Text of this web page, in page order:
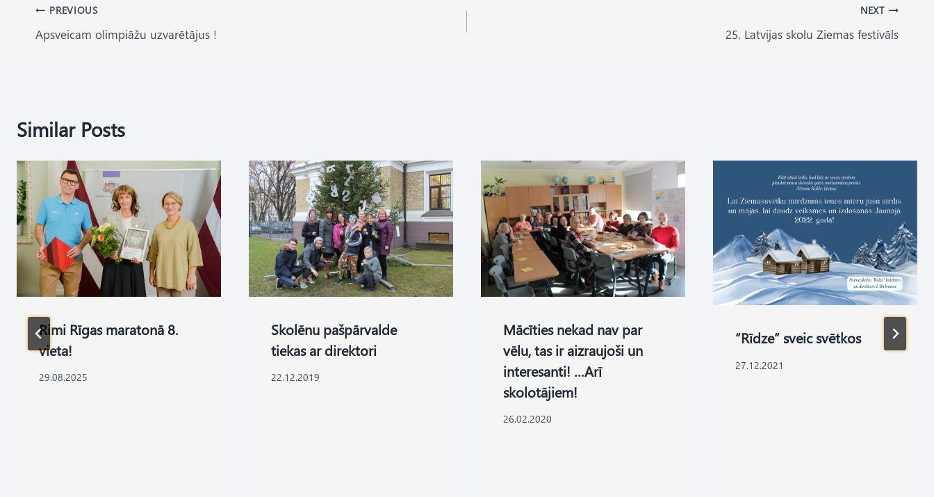
Post
navigation
PREVIOUS
Apsveicam olimpiāžu uzvarētājus !
NEXT
25. Latvijas skolu Ziemas festivāls
Similar Posts
Rimi Rīgas maratonā 8.
vieta!
29.08.2025
Skolēnu pašpārvalde
tiekas ar direktori
22.12.2019
Mācīties nekad nav par
vēlu, tas ir aizraujoši un
interesanti! …Arī
skolotājiem!
26.02.2020
“Rīdze” sveic svētkos
27.12.2021